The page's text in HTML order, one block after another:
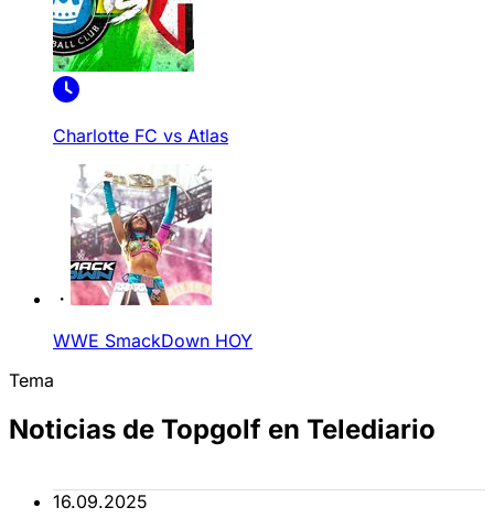
Charlotte FC vs Atlas
WWE SmackDown HOY
Tema
Noticias de Topgolf en Telediario
16.09.2025